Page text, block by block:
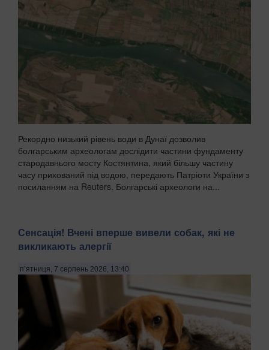
Рекордно низький рівень води в Дунаї дозволив
болгарським археологам дослідити частини фундаменту
стародавнього мосту Костянтина, який більшу частину
часу прихований під водою, передають Патріоти України з
посиланням на Reuters. Болгарські археологи на...
Сенсація! Вчені вперше вивели собак, які не
викликають алергії
п’ятниця, 7 серпень 2026, 13:40